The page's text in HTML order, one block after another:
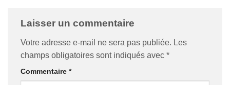
Laisser un commentaire
Votre adresse e-mail ne sera pas publiée. Les
champs obligatoires sont indiqués avec *
Commentaire *